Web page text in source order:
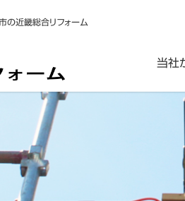
の近畿総合リフォーム
当社